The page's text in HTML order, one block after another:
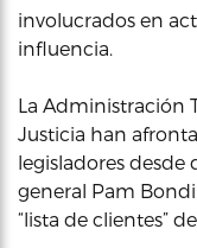
involucrados en
influencia.
La Administración
Justicia han
legisladores desde
general Pam
“lista de clientes”